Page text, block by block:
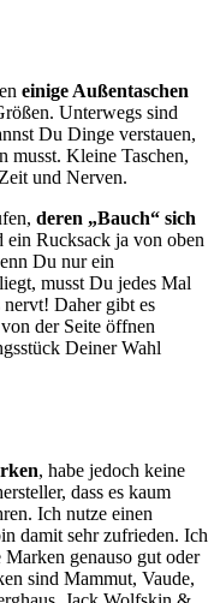
einige Außentaschen
Unterwegs sind
Du Dinge verstauen,
musst. Kleine Taschen,
und Nerven.
deren „Bauch“ sich
Rucksack ja von oben
Du nur ein
musst Du jedes Mal
nervt! Daher gibt es
der Seite öffnen
Deiner Wahl
, habe jedoch keine
dass es kaum
Ich nutze einen
damit sehr zufrieden. Ich
Marken genauso gut oder
sind Mammut, Vaude,